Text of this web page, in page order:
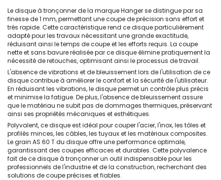
Le disque à tronçonner de la marque Hanger se distingue par sa
finesse de 1 mm, permettant une coupe de précision sans effort et
très rapide. Cette caractéristique rend ce disque particulièrement
adapté pour les travaux nécessitant une grande exactitude,
réduisant ainsi le temps de coupe et les efforts requis. La coupe
nette et sans bavure réalisée par ce disque élimine pratiquement la
nécessité de retouches, optimisant ainsi le processus de travail.
L'absence de vibrations et de bleuissement lors de l'utilisation de ce
disque contribue à améliorer le confort et la sécurité de l'utilisateur.
En réduisant les vibrations, le disque permet un contrôle plus précis
et minimise la fatigue. De plus, l'absence de bleuissement assure
que le matériau ne subit pas de dommages thermiques, préservant
ainsi ses propriétés mécaniques et esthétiques.
Polyvalent, ce disque est idéal pour couper l'acier, l'inox, les tôles et
profilés minces, les câbles, les tuyaux et les matériaux composites.
Le grain AS 60 T du disque offre une performance optimale,
garantissant des coupes efficaces et durables. Cette polyvalence
fait de ce disque à tronçonner un outil indispensable pour les
professionnels de l'industrie et de la construction, recherchant des
solutions de coupe précises et fiables.